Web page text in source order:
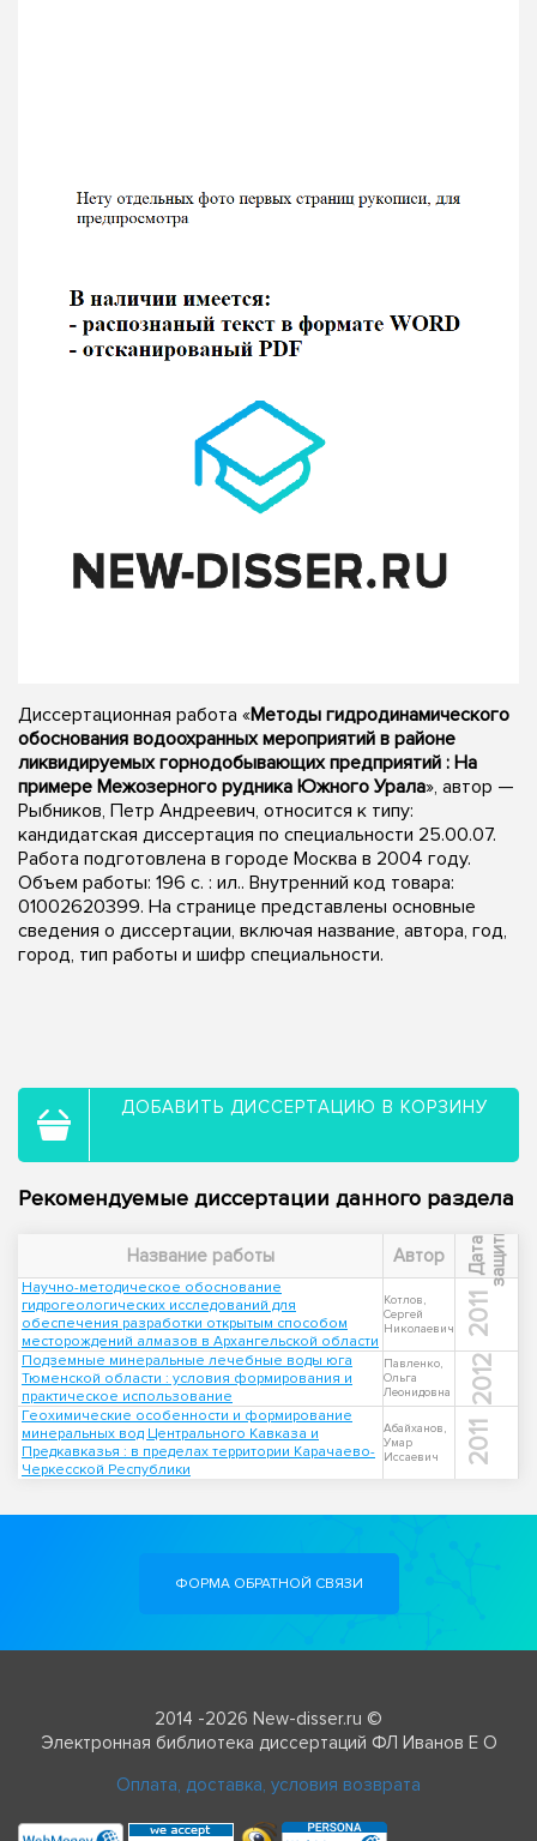
Диссертационная работа «Методы гидродинамического
обоснования водоохранных мероприятий в районе
ликвидируемых горнодобывающих предприятий : На
примере Межозерного рудника Южного Урала», автор —
Рыбников, Петр Андреевич, относится к типу:
кандидатская диссертация по специальности 25.00.07.
Работа подготовлена в городе Москва в 2004 году.
Объем работы: 196 с. : ил.. Внутренний код товара:
01002620399. На странице представлены основные
сведения о диссертации, включая название, автора, год,
город, тип работы и шифр специальности.
ДОБАВИТЬ ДИССЕРТАЦИЮ В КОРЗИНУ
Рекомендуемые диссертации данного раздела
Название работы Автор Д
а
т
а
з
а
щ
и
т ы
Научно-методическое обоснование
гидрогеологических исследований для
обеспечения разработки открытым способом
месторождений алмазов в Архангельской области
Котлов,
Сергей
Николаевич
2011
Подземные минеральные лечебные воды юга
Тюменской области : условия формирования и
практическое использование
Павленко,
Ольга
Леонидовна
2012
Геохимические особенности и формирование
минеральных вод Центрального Кавказа и
Предкавказья : в пределах территории Карачаево-
Черкесской Республики
Абайханов,
Умар
Иссаевич
2011
ФОРМА ОБРАТНОЙ СВЯЗИ
2014 -2026 New-disser.ru ©
Электронная библиотека диссертаций ФЛ Иванов Е О
Оплата, доставка, условия возврата